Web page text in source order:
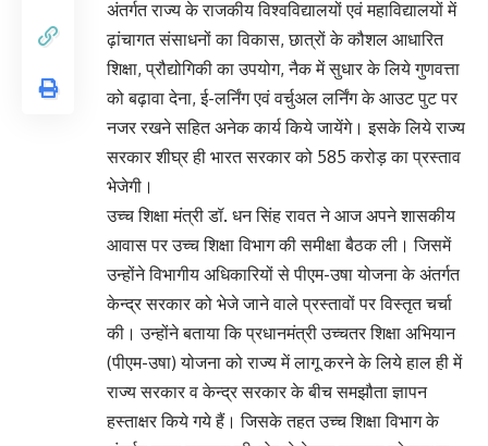
अंतर्गत राज्य के राजकीय विश्वविद्यालयों एवं महाविद्यालयों में
ढ़ांचागत संसाधनों का विकास, छात्रों के कौशल आधारित
शिक्षा, प्रौद्योगिकी का उपयोग, नैक में सुधार के लिये गुणवत्ता
को बढ़ावा देना, ई-लर्निंग एवं वर्चुअल लर्निंग के आउट पुट पर
नजर रखने सहित अनेक कार्य किये जायेंगे। इसके लिये राज्य
सरकार शीघ्र ही भारत सरकार को 585 करोड़ का प्रस्ताव
भेजेगी।
उच्च शिक्षा मंत्री डॉ. धन सिंह रावत ने आज अपने शासकीय
आवास पर उच्च शिक्षा विभाग की समीक्षा बैठक ली। जिसमें
उन्होंने विभागीय अधिकारियों से पीएम-उषा योजना के अंतर्गत
केन्द्र सरकार को भेजे जाने वाले प्रस्तावों पर विस्तृत चर्चा
की। उन्होंने बताया कि प्रधानमंत्री उच्चतर शिक्षा अभियान
(पीएम-उषा) योजना को राज्य में लागू करने के लिये हाल ही में
राज्य सरकार व केन्द्र सरकार के बीच समझौता ज्ञापन
हस्ताक्षर किये गये हैं। जिसके तहत उच्च शिक्षा विभाग के